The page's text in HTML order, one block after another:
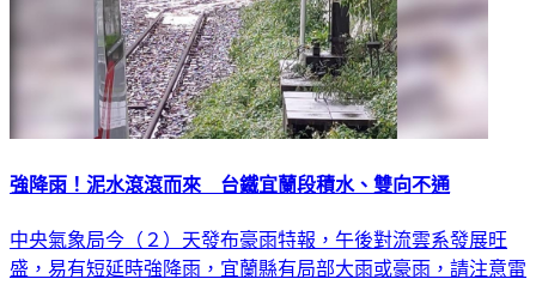
強降雨！泥水滾滾而來 台鐵宜蘭段積水、雙向不通
中央氣象局今（２）天發布豪雨特報，午後對流雲系發展旺
盛，易有短延時強降雨，宜蘭縣有局部大雨或豪雨，請注意雷